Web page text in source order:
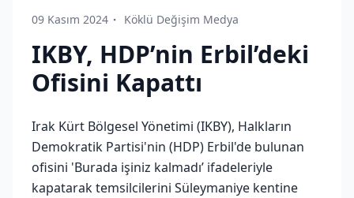
09 Kasım 2024 Köklü Değişim Medya
IKBY, HDP’nin Erbil’deki
Ofisini Kapattı
Irak Kürt Bölgesel Yönetimi (IKBY), Halkların
Demokratik Partisi'nin (HDP) Erbil'de bulunan
ofisini 'Burada işiniz kalmadı’ ifadeleriyle
kapatarak temsilcilerini Süleymaniye kentine